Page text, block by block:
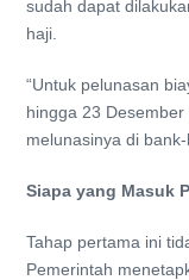
sudah dapat
haji.
“Untuk pelunasan
hingga 23
melunasinya di
Siapa yang Masuk
Tahap pertama ini
Pemerintah